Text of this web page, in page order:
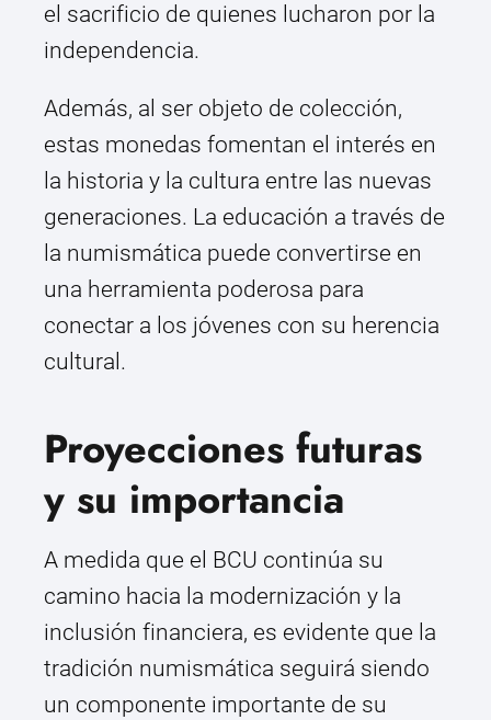
el sacrificio de quienes lucharon por la
independencia.
Además, al ser objeto de colección,
estas monedas fomentan el interés en
la historia y la cultura entre las nuevas
generaciones. La educación a través de
la numismática puede convertirse en
una herramienta poderosa para
conectar a los jóvenes con su herencia
cultural.
Proyecciones futuras
y su importancia
A medida que el BCU continúa su
camino hacia la modernización y la
inclusión financiera, es evidente que la
tradición numismática seguirá siendo
un componente importante de su